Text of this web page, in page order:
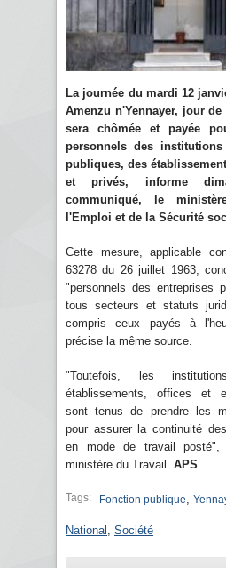
La journée du mardi 12
Amenzu n'Yennayer, jour
sera chômée et payée
personnels des
publiques, des
et privés, informe
communiqué, le
l'Emploi et de la Sécurité
Cette mesure, applicable
63278 du 26 juillet 1963,
"personnels des entreprises
tous secteurs et statuts
compris ceux payés à
précise la même source.
"Toutefois, les
établissements, offices et
sont tenus de prendre les
pour assurer la continuité
en mode de travail
ministère du Travail. APS
Tags: Fonction publique
National Société